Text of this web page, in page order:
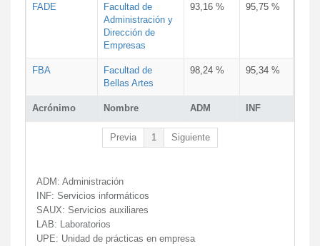
Acrónimo Nombre ADM INF
FADE
Facultad de
Administración y
Dirección de
Empresas
93,16 % 95,75 %
FBA
Facultad de
Bellas Artes
98,24 % 95,34 %
Previa 1 Siguiente
ADM: Administración
INF: Servicios informáticos
SAUX: Servicios auxiliares
LAB: Laboratorios
UPE: Unidad de prácticas en empresa